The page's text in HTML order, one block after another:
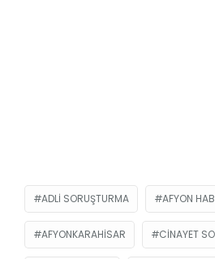
ADLI SORUŞTURMA AFYON
AFYONKARAHISAR CINAYET